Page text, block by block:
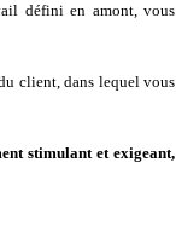
défini en amont, vous
client, dans lequel vous
stimulant et exigeant,